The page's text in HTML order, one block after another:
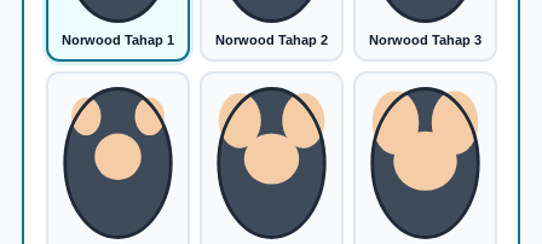
Norwood Tahap 1 Norwood Tahap 2 Norwood Tahap 3